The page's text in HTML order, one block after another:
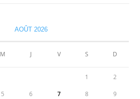
AOÛT 2026
M J V S D
1 2
5 6 7 8 9